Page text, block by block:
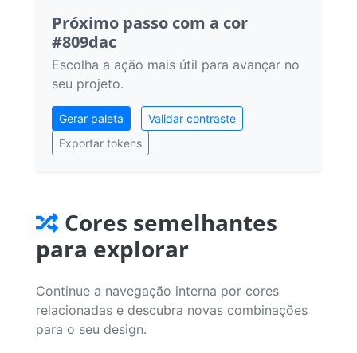
Próximo passo com a cor
#809dac
Escolha a ação mais útil para avançar no
seu projeto.
Gerar paleta
Validar contraste
Exportar tokens
Cores semelhantes
para explorar
Continue a navegação interna por cores
relacionadas e descubra novas combinações
para o seu design.